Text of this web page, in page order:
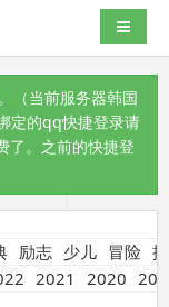
导航切
（当前服务器韩国
定的qq快捷登录请
了。之前的快捷登
励志 少儿 冒险
2021 2020